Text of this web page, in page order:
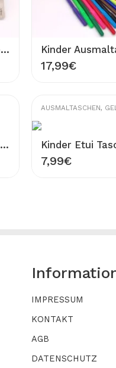
Kinder Ausmaltasche Set Turnbeutel glückliche Tiere und Etui Tasche tanzende Koalas 100% Baumwolle Waschbar Rucksack 33×40 cm Stifttasche 20×13 cm zum Ausmalen Bemalen
17,99€
Kinder Etui Tasche zum Ausmalen 100% Baumwolle Gabardine Waschbar Stifttasche Modell eleganter Vogel Figur 20×13 cm Ausmaltasche zum Bemalen
AUSMALTASCHEN,
7,99€
IMPRESSUM
KONTAKT
AGB
DATENSCHUTZ